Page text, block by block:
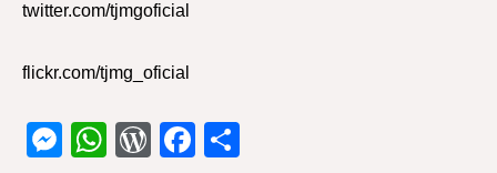
twitter.com/tjmgoficial
flickr.com/tjmg_oficial
Messenger
WhatsApp
WordPress
Facebook